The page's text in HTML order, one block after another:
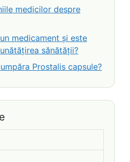
medicilor despre
medicament și este
sănătății?
Prostalis capsule?